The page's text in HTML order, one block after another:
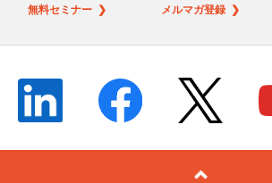
無料セミナー ❯ メルマガ登録 ❯